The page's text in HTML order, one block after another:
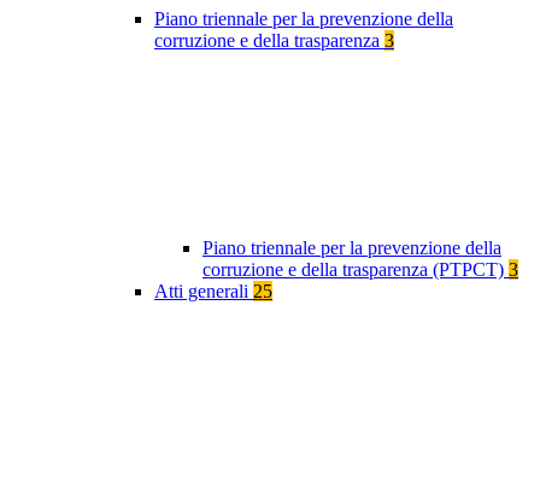
Piano triennale per la prevenzione della
corruzione e della trasparenza 3
Piano triennale per la prevenzione della
corruzione e della trasparenza (PTPCT) 3
Atti generali 25